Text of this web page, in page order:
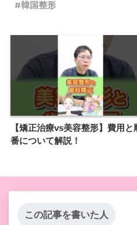
韓国整形
【矯正治療vs美容整形】費用と
番について解説！
この記事を書いた人